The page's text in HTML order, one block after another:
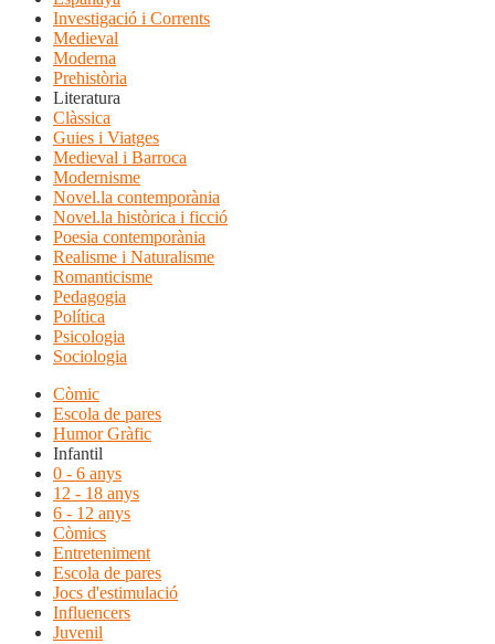
Investigació i Corrents
Medieval
Moderna
Prehistòria
Literatura
Clàssica
Guies i Viatges
Medieval i Barroca
Modernisme
Novel.la contemporània
Novel.la històrica i ficció
Poesia contemporània
Realisme i Naturalisme
Romanticisme
Pedagogia
Política
Psicologia
Sociologia
Còmic
Escola de pares
Humor Gràfic
Infantil
0 - 6 anys
12 - 18 anys
6 - 12 anys
Còmics
Entreteniment
Escola de pares
Jocs d'estimulació
Influencers
Juvenil